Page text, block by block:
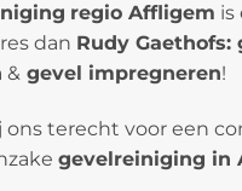
regio Affligem is
dan Rudy Gaethofs:
& gevel impregneren!
ons terecht voor een
gevelreiniging in